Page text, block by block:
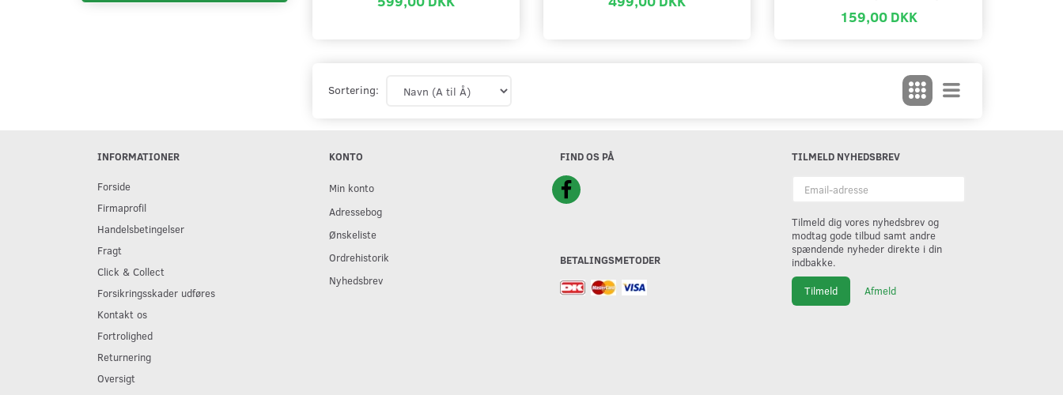
159,00 DKK
Sortering:
INFORMATIONER
Forside
Firmaprofil
Handelsbetingelser
Fragt
Click & Collect
Forsikringsskader udføres
Kontakt os
Fortrolighed
Returnering
Oversigt
KONTO
Min konto
Adressebog
Ønskeliste
Ordrehistorik
Nyhedsbrev
FIND OS PÅ
BETALINGSMETODER
TILMELD NYHEDSBREV
adresse
Tilmeld dig vores nyhedsbrev og
modtag gode tilbud samt andre
spændende nyheder direkte i din
indbakke.
Tilmeld Afmeld